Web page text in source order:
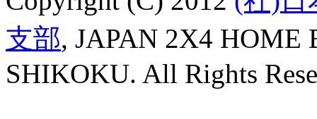
支部, JAPAN 2X4 HOME
SHIKOKU. All Rights